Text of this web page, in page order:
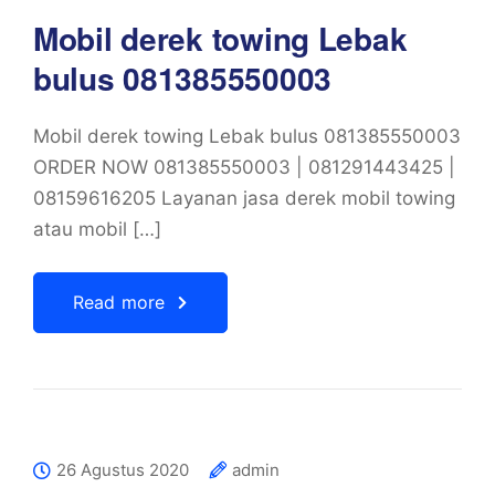
Mobil derek towing Lebak
bulus 081385550003
Mobil derek towing Lebak bulus 081385550003
ORDER NOW 081385550003 | 081291443425 |
08159616205 Layanan jasa derek mobil towing
atau mobil […]
Read more
26 Agustus 2020
admin